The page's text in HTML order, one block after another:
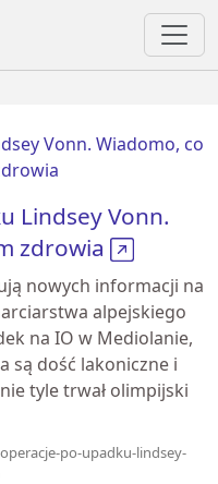
Lindsey Vonn.
zdrowia
nowych informacji na
alpejskiego
na IO w Mediolanie,
są dość lakoniczne i
tyle trwał olimpijski
po-upadku-lindsey-